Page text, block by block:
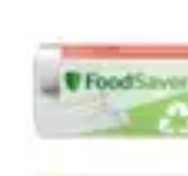
Poissons Frais